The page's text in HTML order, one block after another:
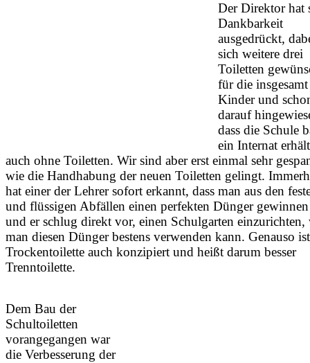
Der Direktor hat
Dankbarkeit
ausgedrückt,
sich weitere drei
Toiletten
für die
Kinder und
darauf
dass die Schule
ein Internat
auch ohne Toiletten. Wir sind aber erst einmal sehr
wie die Handhabung der neuen Toiletten gelingt.
hat einer der Lehrer sofort erkannt, dass man aus den
und flüssigen Abfällen einen perfekten Dünger
und er schlug direkt vor, einen Schulgarten einzurichten,
man diesen Dünger bestens verwenden kann. Genauso
Trockentoilette auch konzipiert und heißt darum besser
Trenntoilette.
Dem Bau der
Schultoiletten
vorangegangen war
die Verbesserung der